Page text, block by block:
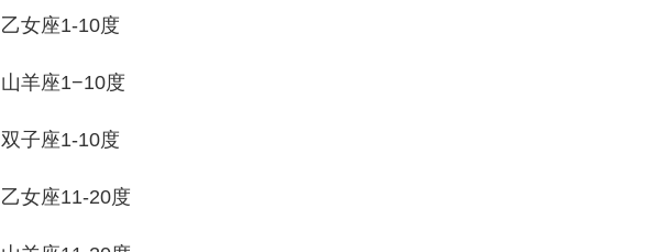
乙女座1-10度
山羊座1−10度
双子座1-10度
乙女座11-20度